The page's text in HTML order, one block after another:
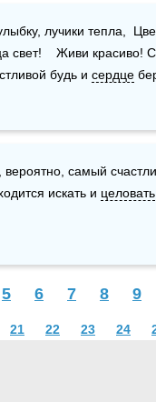
лучики тепла,
свет!    Живи красиво!
будь и сердце
самый
искать и целовать
5 6 7 8 9
21 22 23 24